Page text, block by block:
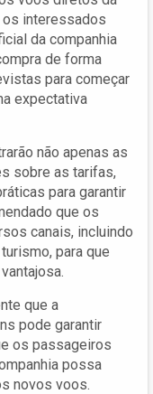
os interessados
da companhia
de forma
para começar
expectativa
não apenas as
sobre as tarifas,
para garantir
que os
canais, incluindo
para que
que a
pode garantir
os passageiros
possa
novos voos.